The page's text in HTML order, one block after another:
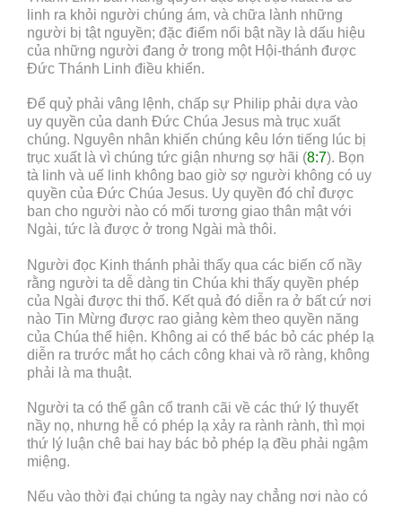
linh ra khỏi người chúng ám, và chữa lành những
người bị tật nguyền; đặc điểm nổi bật nầy là dấu hiệu
của những người đang ở trong một Hội-thánh được
Đức Thánh Linh điều khiển.
Để quỷ phải vâng lệnh, chấp sự Philip phải dựa vào
uy quyền của danh Đức Chúa Jesus mà trục xuất
chúng. Nguyên nhân khiến chúng kêu lớn tiếng lúc bị
trục xuất là vì chúng tức giận nhưng sợ hãi (8:7). Bọn
tà linh và uế linh không bao giờ sợ người không có uy
quyền của Đức Chúa Jesus. Uy quyền đó chỉ được
ban cho người nào có mối tương giao thân mật với
Ngài, tức là được ở trong Ngài mà thôi.
Người đọc Kinh thánh phải thấy qua các biến cố nầy
rằng người ta dễ dàng tin Chúa khi thấy quyền phép
của Ngài được thi thố. Kết quả đó diễn ra ở bất cứ nơi
nào Tin Mừng được rao giảng kèm theo quyền năng
của Chúa thể hiện. Không ai có thể bác bỏ các phép lạ
diễn ra trước mắt họ cách công khai và rõ ràng, không
phải là ma thuật.
Người ta có thể gân cổ tranh cãi về các thứ lý thuyết
nầy nọ, nhưng hễ có phép lạ xảy ra rành rành, thì mọi
thứ lý luận chê bai hay bác bỏ phép lạ đều phải ngậm
miệng.
Nếu vào thời đại chúng ta ngày nay chẳng nơi nào có